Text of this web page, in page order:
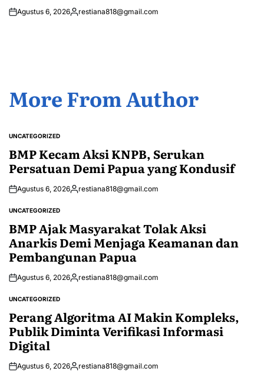
Agustus 6, 2026Posted
restiana818@gmail.com
More From Author
POSTED
UNCATEGORIZED
BMP Kecam Aksi KNPB, Serukan
Persatuan Demi Papua yang Kondusif
Agustus 6, 2026Posted
restiana818@gmail.com
POSTED
UNCATEGORIZED
BMP Ajak Masyarakat Tolak Aksi
Anarkis Demi Menjaga Keamanan dan
Pembangunan Papua
Agustus 6, 2026Posted
restiana818@gmail.com
POSTED
UNCATEGORIZED
Perang Algoritma AI Makin Kompleks,
Publik Diminta Verifikasi Informasi
Digital
Agustus 6, 2026Posted
restiana818@gmail.com